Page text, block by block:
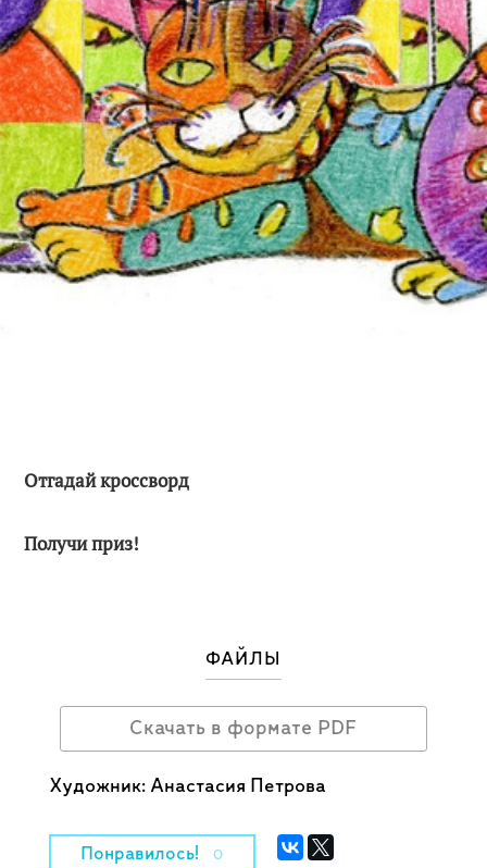
Отгадай кроссворд
Получи приз!
ФАЙЛЫ
Скачать в формате PDF
Художник: Анастасия Петрова
Понравилось! 0